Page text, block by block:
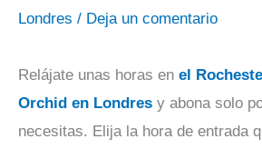
Londres / Deja un comentario
Relájate unas horas en el
Orchid en Londres y abona solo
necesitas. Elija la hora de entrada